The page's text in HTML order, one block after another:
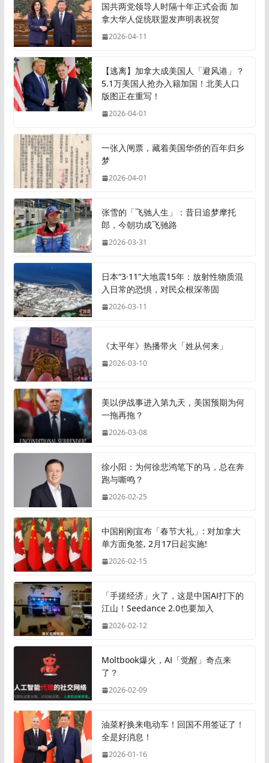
国共两党领导人时隔十年正式会面 加
拿大华人促统联盟发声明表祝贺
2026-04-11
【逃离】加拿大成美国人「避风港」？
5.1万美国人抢办入籍加国！北美人口
版图正在重写！
2026-04-01
一张入闸票，藏着美国华侨的百年归乡
梦
2026-04-01
张雪的「飞驰人生」：昔日追梦摩托
郎，今朝功成飞驰路
2026-03-31
日本“3·11”大地震15年：放射性物质混
入日常的恐惧，对民众根深蒂固
2026-03-11
《太平年》热播带火「姓从何来」
2026-03-10
美以伊战事进入第九天，美国预期为何
一拖再拖？
2026-03-08
徐小阳：为何徐悲鸿笔下的马，总在奔
跑与嘶鸣？
2026-02-25
中国刚刚宣布「春节大礼」: 对加拿大
单方面免签, 2月17日起实施!
2026-02-15
「手搓经济」火了，这是中国AI打下的
江山！Seedance 2.0也要加入
2026-02-12
Moltbook爆火，AI「觉醒」奇点来
了？
2026-02-09
油菜籽换来电动车！回国不用签证了！
全是好消息！
2026-01-16